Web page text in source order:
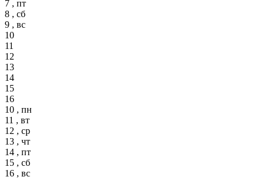
7 , пт
8 , сб
9 , вс
10
11
12
13
14
15
16
10 , пн
11 , вт
12 , ср
13 , чт
14 , пт
15 , сб
16 , вс